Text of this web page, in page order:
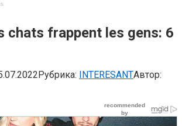
chats frappent les gens: 6
Рубрика: INTERESANTАвтор: